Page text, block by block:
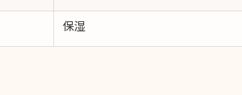
保湿